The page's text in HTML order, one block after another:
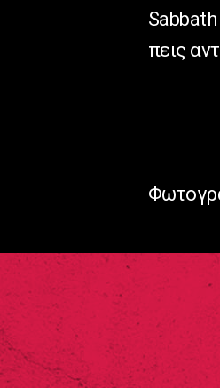
Sabbath
πεις